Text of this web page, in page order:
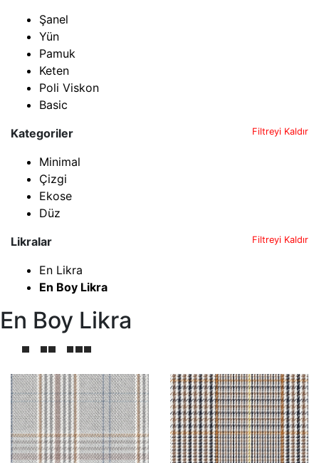
Şanel
Yün
Pamuk
Keten
Poli Viskon
Basic
Kategoriler
Filtreyi Kaldır
Minimal
Çizgi
Ekose
Düz
Likralar
Filtreyi Kaldır
En Likra
En Boy Likra
En Boy Likra